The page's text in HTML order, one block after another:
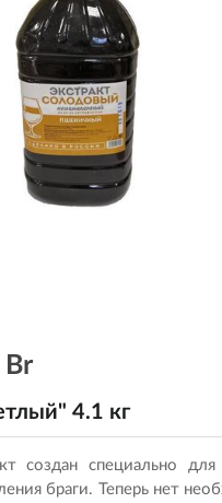
4.1 кг
создан специально
браги. Теперь нет